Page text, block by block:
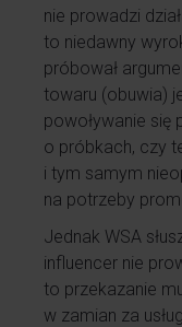
nie prowadzi
to niedawny
próbował
towaru (obuwia)
powoływanie się
o próbkach, czy
i tym samym
na potrzeby
Jednak WSA
influencer nie
to przekazanie
w zamian za